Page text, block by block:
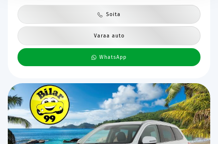
Soita
Varaa auto
WhatsApp